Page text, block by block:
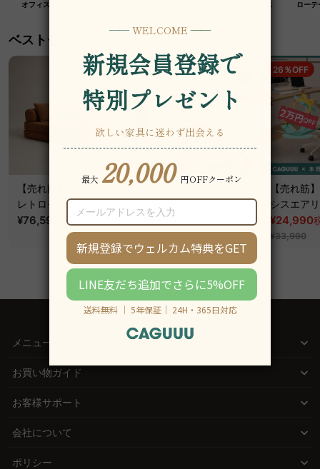
オフィス マットレス ロー
ベストセラー
【売れ筋】Soft Prime
レトロモダンソファベ
ッド｜20色以上から選
べるコーデュロイ
2WAY【色カスタマイ
¥76,590 税込
19％OFF
シスコアライトオフィ
スチェア
¥31,790
26％OFF
【売れ筋
シスエア
フィスチ
¥24,990
¥33,990
メニュー
お買い物ガイド
お客様サポート
会社について
ポリシー